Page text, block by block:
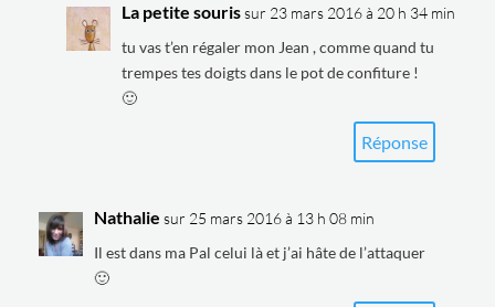
La petite souris sur 23 mars 2016 à 20 h 34 min
tu vas t’en régaler mon Jean , comme quand tu
trempes tes doigts dans le pot de confiture !
🙂
Réponse
Nathalie sur 25 mars 2016 à 13 h 08 min
Il est dans ma Pal celui là et j’ai hâte de l’attaquer
🙂